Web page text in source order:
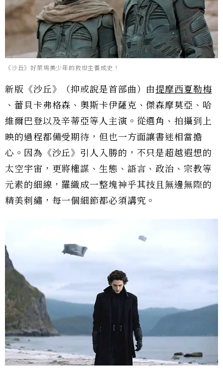
《沙丘》好萊塢美少年的救世主養成史！
新版《沙丘》（抑或說是首部曲）由提摩西夏勒梅
、蕾貝卡弗格森、奧斯卡伊薩克、傑森摩莫亞、哈
維爾巴登以及辛蒂亞等人主演。從選角、拍攝到上
映的過程都備受期待，但也一方面讓書迷相當擔
心。因為《沙丘》引人入勝的，不只是超越遐想的
太空宇宙，更將權謀、生態、語言、政治、宗教等
元素的細線，羅織成一整塊神乎其技且無邊無際的
精美刺繡，每一個細節都必須講究。